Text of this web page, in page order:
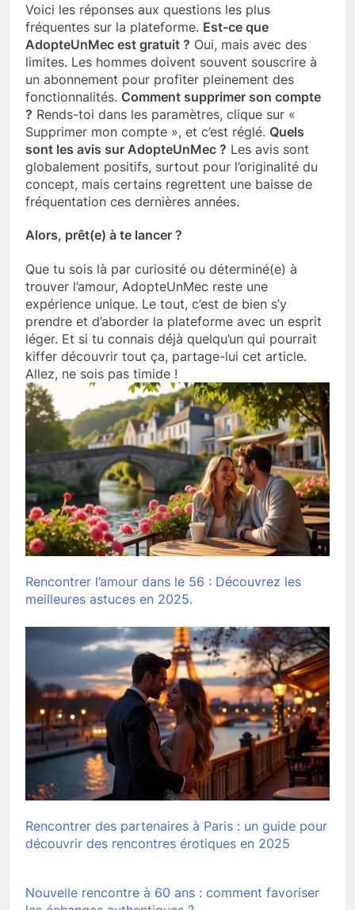
Voici les réponses aux questions les plus
fréquentes sur la plateforme. Est-ce que
AdopteUnMec est gratuit ? Oui, mais avec des
limites. Les hommes doivent souvent souscrire à
un abonnement pour profiter pleinement des
fonctionnalités. Comment supprimer son compte
? Rends-toi dans les paramètres, clique sur «
Supprimer mon compte », et c’est réglé. Quels
sont les avis sur AdopteUnMec ? Les avis sont
globalement positifs, surtout pour l’originalité du
concept, mais certains regrettent une baisse de
fréquentation ces dernières années.
Alors, prêt(e) à te lancer ?
Que tu sois là par curiosité ou déterminé(e) à
trouver l’amour, AdopteUnMec reste une
expérience unique. Le tout, c’est de bien s’y
prendre et d’aborder la plateforme avec un esprit
léger. Et si tu connais déjà quelqu’un qui pourrait
kiffer découvrir tout ça, partage-lui cet article.
Allez, ne sois pas timide !
Rencontrer l’amour dans le 56 : Découvrez les
meilleures astuces en 2025.
Rencontrer des partenaires à Paris : un guide pour
découvrir des rencontres érotiques en 2025
Nouvelle rencontre à 60 ans : comment favoriser